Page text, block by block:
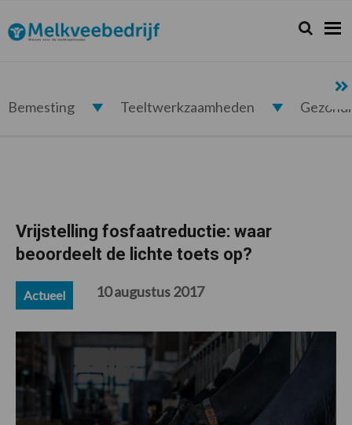
de
hoofdnavigatie
de
hoofd
de
eerste
de
voettekst
Melkveebedrijf.nl Zoeken...
Zoek
Bemesting Teeltwerkzaamheden
Vrijstelling fosfaatreductie: waar
beoordeelt de lichte toets op?
Actueel 10 augustus 2017